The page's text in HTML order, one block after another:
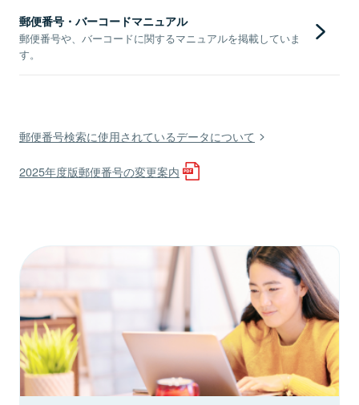
郵便番号・バーコードマニュアル
郵便番号や、バーコードに関するマニュアルを掲載していま
す。
郵便番号検索に使用されているデータについて
2025年度版郵便番号の変更案内